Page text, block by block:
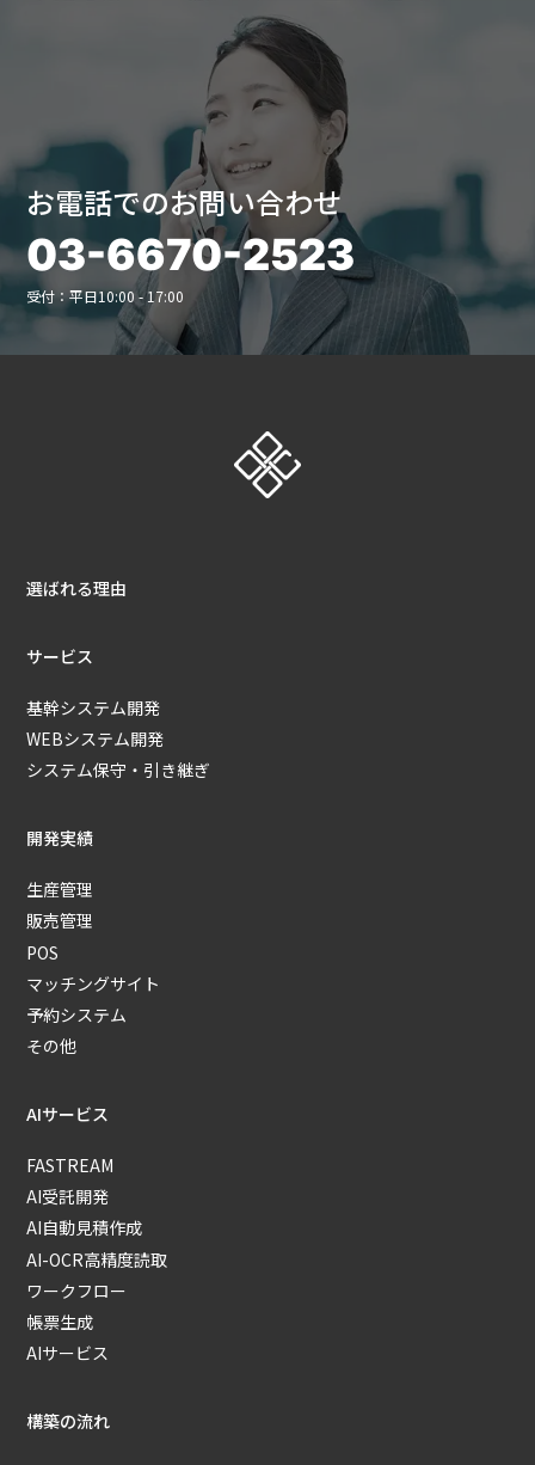
お電話でのお問い合わせ
03-6670-2523
受付：平日10:00 - 17:00
選ばれる理由
サービス
基幹システム開発
WEBシステム開発
システム保守・引き継ぎ
開発実績
生産管理
販売管理
POS
マッチングサイト
予約システム
その他
AIサービス
FASTREAM
AI受託開発
AI自動見積作成
AI-OCR高精度読取
ワークフロー
帳票生成
AIサービス
構築の流れ